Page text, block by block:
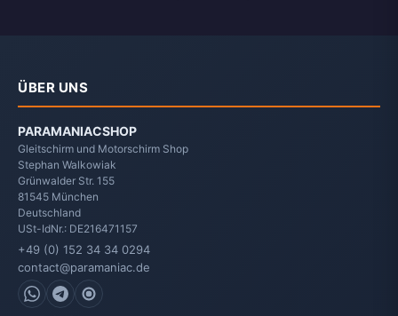
ÜBER UNS
PARAMANIACSHOP
Gleitschirm und Motorschirm Shop
Stephan Walkowiak
Grünwalder Str. 155
81545 München
Deutschland
USt-IdNr.: DE216471157
+49 (0) 152 34 34 0294
contact@paramaniac.de
WhatsApp
Telegram
Signal